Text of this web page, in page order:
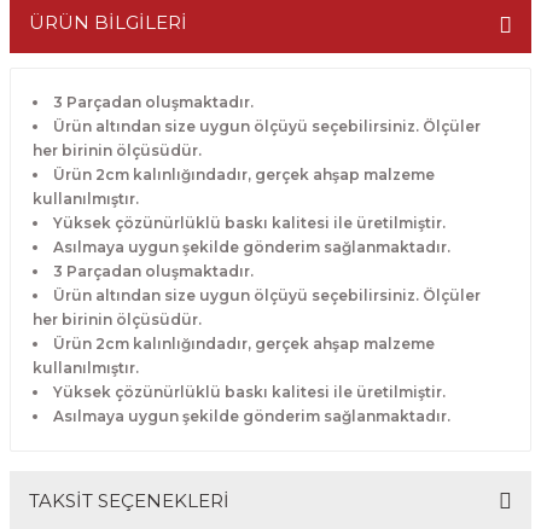
ÜRÜN BİLGİLERİ
3 Parçadan oluşmaktadır.
Ürün altından size uygun ölçüyü seçebilirsiniz. Ölçüler
her birinin ölçüsüdür.
Ürün 2cm kalınlığındadır, gerçek ahşap malzeme
kullanılmıştır.
Yüksek çözünürlüklü baskı kalitesi ile üretilmiştir.
Asılmaya uygun şekilde gönderim sağlanmaktadır.
3 Parçadan oluşmaktadır.
Ürün altından size uygun ölçüyü seçebilirsiniz. Ölçüler
her birinin ölçüsüdür.
Ürün 2cm kalınlığındadır, gerçek ahşap malzeme
kullanılmıştır.
Yüksek çözünürlüklü baskı kalitesi ile üretilmiştir.
Asılmaya uygun şekilde gönderim sağlanmaktadır.
TAKSİT SEÇENEKLERİ